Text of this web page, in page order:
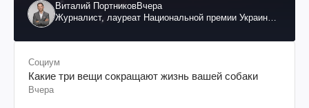
Виталий ПортниковВчера
Журналист, лауреат Национальной премии Украины
Социум
Какие три вещи сокращают жизнь вашей собаки
Вчера